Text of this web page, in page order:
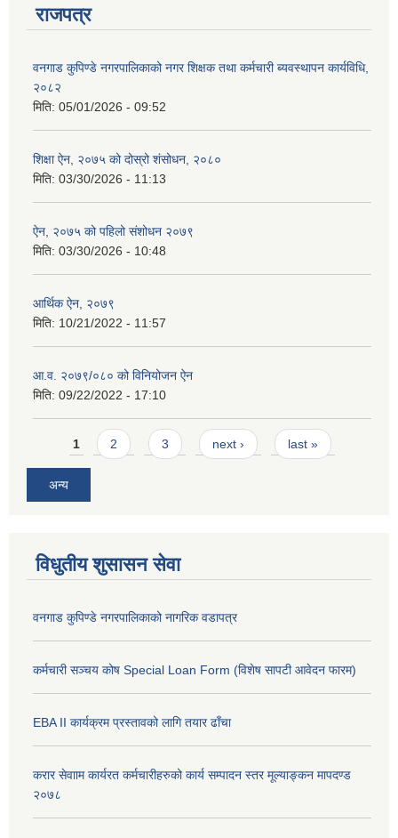
राजपत्र
वनगाड कुपिण्डे नगरपालिकाको नगर शिक्षक तथा कर्मचारी ब्यवस्थापन कार्यविधि,
२०८२
मिति: 05/01/2026 - 09:52
शिक्षा ऐन, २०७५ को दोस्रो शंसोधन, २०८०
मिति: 03/30/2026 - 11:13
ऐन, २०७५ को पहिलो संशोधन २०७९
मिति: 03/30/2026 - 10:48
आर्थिक ऐन, २०७९
मिति: 10/21/2022 - 11:57
आ.व. २०७९/०८० को विनियोजन ऐन
मिति: 09/22/2022 - 17:10
Pages
1 2 3 next › last »
अन्य
विधुतीय शुसासन सेवा
वनगाड कुपिण्डे नगरपालिकाको नागरिक वडापत्र
कर्मचारी सञ्चय कोष Special Loan Form (विशेष सापटी आवेदन फारम)
EBA II कार्यक्रम प्रस्तावको लागि तयार ढाँचा
करार सेवााम कार्यरत कर्मचारीहरुको कार्य सम्पादन स्तर मूल्याङ्कन मापदण्ड
२०७८